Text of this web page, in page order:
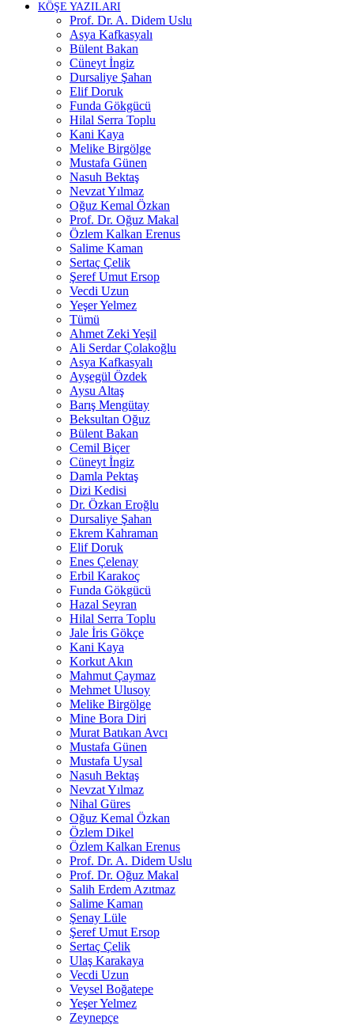
KÖŞE YAZILARI
Prof. Dr. A. Didem Uslu
Asya Kafkasyalı
Bülent Bakan
Cüneyt İngiz
Dursaliye Şahan
Elif Doruk
Funda Gökgücü
Hilal Serra Toplu
Kani Kaya
Melike Birgölge
Mustafa Günen
Nasuh Bektaş
Nevzat Yılmaz
Oğuz Kemal Özkan
Prof. Dr. Oğuz Makal
Özlem Kalkan Erenus
Salime Kaman
Sertaç Çelik
Şeref Umut Ersop
Vecdi Uzun
Yeşer Yelmez
Tümü
Ahmet Zeki Yeşil
Ali Serdar Çolakoğlu
Asya Kafkasyalı
Ayşegül Özdek
Aysu Altaş
Barış Mengütay
Beksultan Oğuz
Bülent Bakan
Cemil Biçer
Cüneyt İngiz
Damla Pektaş
Dizi Kedisi
Dr. Özkan Eroğlu
Dursaliye Şahan
Ekrem Kahraman
Elif Doruk
Enes Çelenay
Erbil Karakoç
Funda Gökgücü
Hazal Seyran
Hilal Serra Toplu
Jale İris Gökçe
Kani Kaya
Korkut Akın
Mahmut Çaymaz
Mehmet Ulusoy
Melike Birgölge
Mine Bora Diri
Murat Batıkan Avcı
Mustafa Günen
Mustafa Uysal
Nasuh Bektaş
Nevzat Yılmaz
Nihal Güres
Oğuz Kemal Özkan
Özlem Dikel
Özlem Kalkan Erenus
Prof. Dr. A. Didem Uslu
Prof. Dr. Oğuz Makal
Salih Erdem Azıtmaz
Salime Kaman
Şenay Lüle
Şeref Umut Ersop
Sertaç Çelik
Ulaş Karakaya
Vecdi Uzun
Veysel Boğatepe
Yeşer Yelmez
Zeynepçe